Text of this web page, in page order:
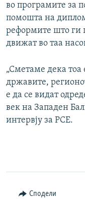
во програмите за
помошта на
реформите што ги
движат во таа
„Сметаме дека тоа
државите,
е да се видат
век на Западен
интервју за РСЕ.
Сподели